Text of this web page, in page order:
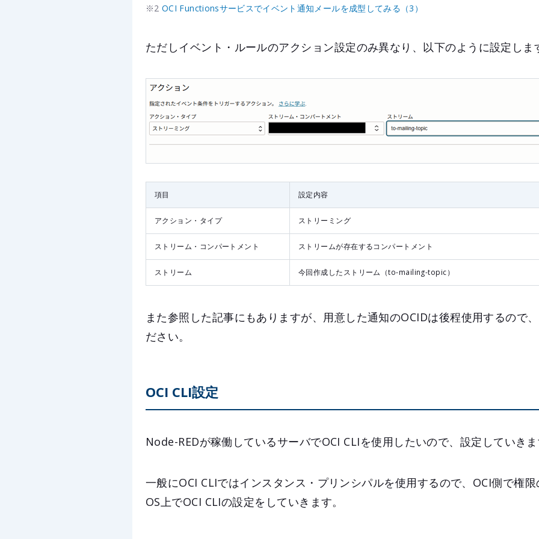
※2OCI Functionsサービスでイベント通知メールを成型してみる（3）
ただしイベント・ルールのアクション設定のみ異なり、以下のように設定しま
項目 設定内容
アクション・タイプ ストリーミング
ストリーム・コンパートメント ストリームが存在するコンパートメント
ストリーム 今回作成したストリーム（to-mailing-topic）
また参照した記事にもありますが、用意した通知のOCIDは後程使用するので
ださい。
OCI CLI設定
Node-REDが稼働しているサーバでOCI CLIを使用したいので、設定していき
一般にOCI CLIではインスタンス・プリンシパルを使用するので、OCI側で権
OS上でOCI CLIの設定をしていきます。